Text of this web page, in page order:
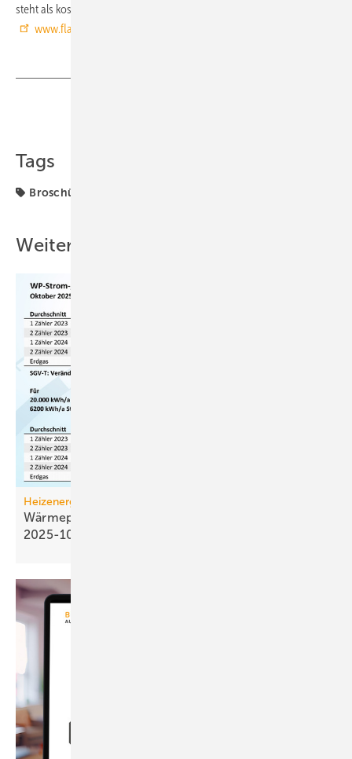
steht als kostenloser PDF-Download zur Verfügung.
www.flaechenheizung.de
Tags
Broschüre
Weitere Inhalte
Heizenergiekosten
Wärmepumpen­strom-/Gas­preis-Baro­meter
2025-10